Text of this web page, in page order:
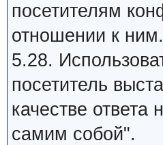
посетителям
отношении к ним.
5.28.
посетитель
качестве ответа
самим собой".